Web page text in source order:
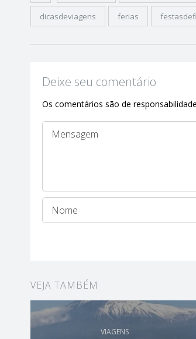
dicasdeviagens ferias
Deixe seu comentário
Os comentários são de
VEJA TAMBÉM
VIAGENS